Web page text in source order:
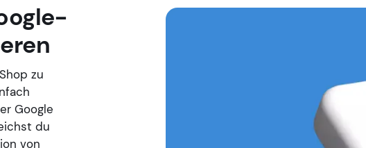
zu
Google
du
von